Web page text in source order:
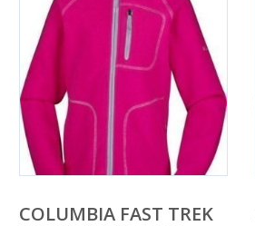
COLUMBIA FAST TREK